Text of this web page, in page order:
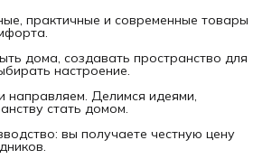
практичные и современные товары
дома, создавать пространство для
настроение.
направляем. Делимся идеями,
стать домом.
вы получаете честную цену